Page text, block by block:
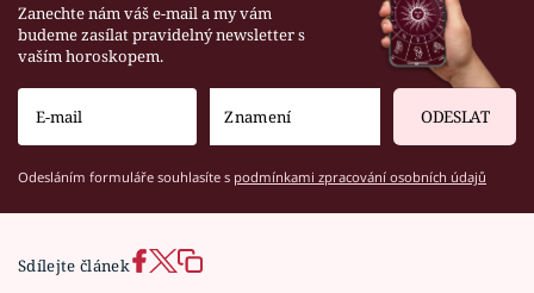
Zanechte nám váš e-mail a my vám
budeme zasílat pravidelný newsletter s
vaším horoskopem.
ODESLAT
Odesláním formuláře souhlasíte s podmínkami zpracování osobních údajů
Sdílejte článek